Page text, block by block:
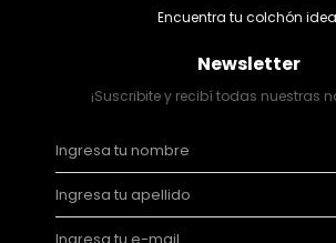
Encuentra tu colchón
Newsletter
¡Suscribite y recibí todas nuestras